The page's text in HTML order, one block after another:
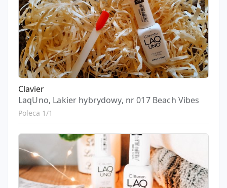
Clavier
LaqUno, Lakier hybrydowy, nr 017 Beach Vibes
Poleca 1/1